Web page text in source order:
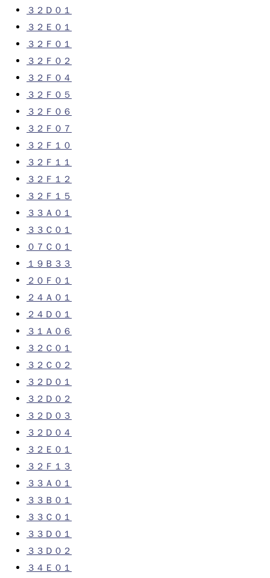
３２Ｄ０１
３２Ｅ０１
３２Ｆ０１
３２Ｆ０２
３２Ｆ０４
３２Ｆ０５
３２Ｆ０６
３２Ｆ０７
３２Ｆ１０
３２Ｆ１１
３２Ｆ１２
３２Ｆ１５
３３Ａ０１
３３Ｃ０１
０７Ｃ０１
１９Ｂ３３
２０Ｆ０１
２４Ａ０１
２４Ｄ０１
３１Ａ０６
３２Ｃ０１
３２Ｃ０２
３２Ｄ０１
３２Ｄ０２
３２Ｄ０３
３２Ｄ０４
３２Ｅ０１
３２Ｆ１３
３３Ａ０１
３３Ｂ０１
３３Ｃ０１
３３Ｄ０１
３３Ｄ０２
３４Ｅ０１